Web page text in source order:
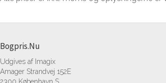
Bogpris.Nu
Udgives af Imagix
Amager Strandvej 152E